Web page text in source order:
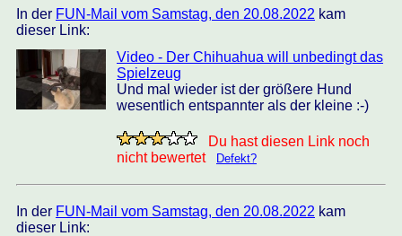
In der FUN-Mail vom Samstag, den 20.08.2022 kam
dieser Link:
Video - Der Chihuahua will unbedingt das
Spielzeug
Und mal wieder ist der größere Hund
wesentlich entspannter als der kleine :-)
Du hast diesen Link noch
nicht bewertet
Defekt?
In der FUN-Mail vom Samstag, den 20.08.2022 kam
dieser Link: